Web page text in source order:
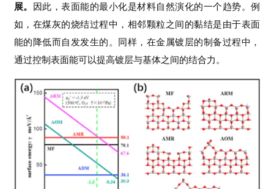
展。 因此，表面能的最小化是材料自然演化的一个趋势。例
如，在煤灰的烧结过程中，相邻颗粒之间的黏结是由于表面
能的降低而自发发生的。同样，在金属镀层的制备过程中，
通过控制表面能可以提高镀层与基体之间的结合力。